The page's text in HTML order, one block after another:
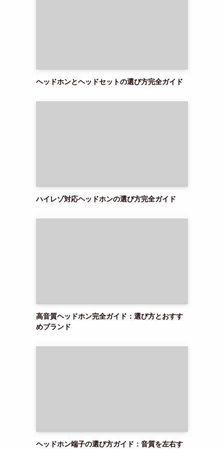
ヘッドホンとヘッドセットの選び方完全ガイド
ハイレゾ対応ヘッドホンの選び方完全ガイド
高音質ヘッドホン完全ガイド：選び方とおすす
めブランド
ヘッドホン端子の選び方ガイド：音質を左右す